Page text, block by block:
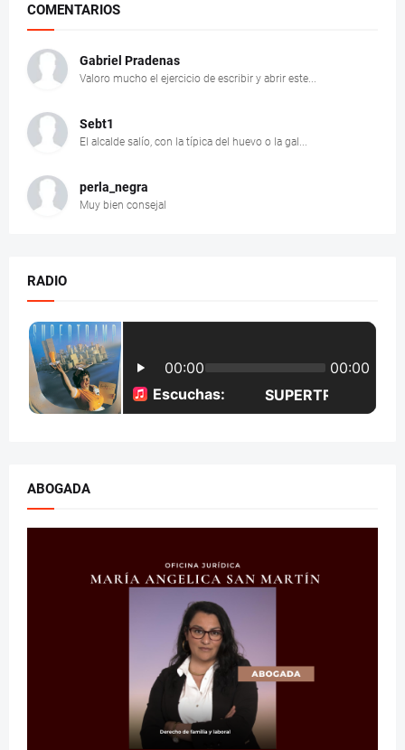
COMENTARIOS
Gabriel Pradenas
Valoro mucho el ejercicio de escribir y abrir este...
Sebt1
El alcalde salío, con la típica del huevo o la gal...
perla_negra
Muy bien consejal
RADIO
ABOGADA